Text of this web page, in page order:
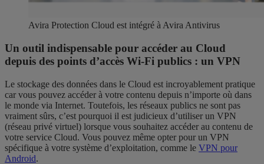
Avira Protection Cloud est intégré à Avira Antivirus
Un outil indispensable pour accéder au Cloud
depuis des points d’accès Wi-Fi publics : un VPN
Le stockage des données dans le Cloud est incroyablement pratique
car vous pouvez accéder à votre contenu depuis n’importe où dans
le monde via Internet. Toutefois, les réseaux publics ne sont pas
vraiment sûrs, c’est pourquoi il est judicieux d’utiliser un VPN
(réseau privé virtuel) lorsque vous souhaitez accéder au contenu de
votre service Cloud. Vous pouvez même opter pour un VPN
spécifique à votre système d’exploitation, comme le VPN pour
Android.